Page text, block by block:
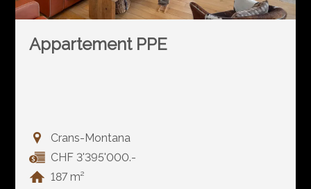
Appartement PPE
Crans-Montana
CHF 3'395'000.-
187 m²